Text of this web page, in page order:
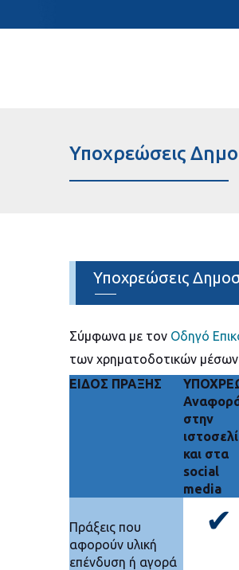
Υποχρεώσεις
Υποχρεώσεις
Σύμφωνα με τον Οδηγό
των χρηματοδοτικών μέσων
ΕΙΔΟΣ ΠΡΑΞΗΣ
στην
και στα
social
media
Πράξεις που
αφορούν υλική
επένδυση ή αγορά
✔